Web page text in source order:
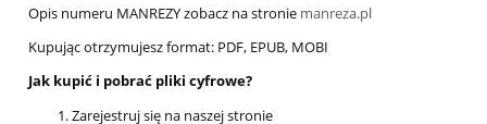
Opis numeru MANREZY zobacz na stronie manreza.pl
Kupując otrzymujesz format: PDF, EPUB, MOBI
Jak kupić i pobrać pliki cyfrowe?
Zarejestruj się na naszej stronie